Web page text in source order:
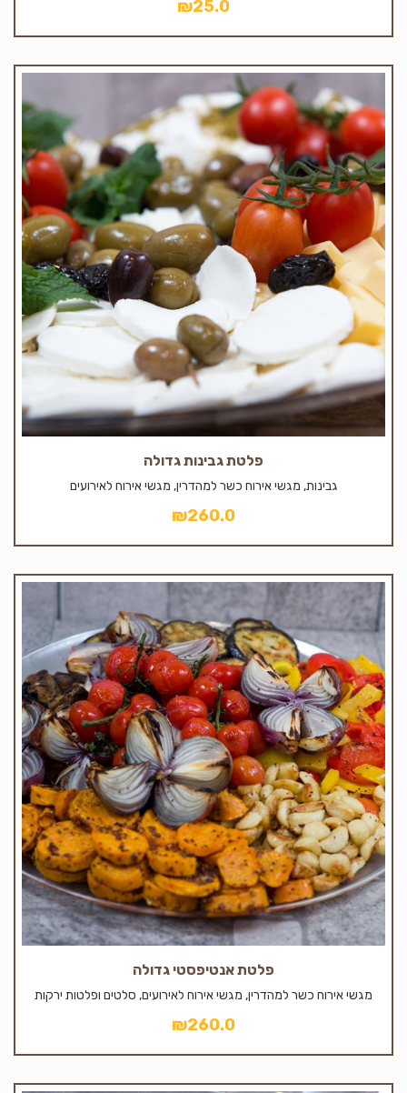
₪25.0
פלטת גבינות גדולה
גבינות, מגשי אירוח כשר למהדרין, מגשי אירוח לאירועים
₪260.0
פלטת אנטיפסטי גדולה
מגשי אירוח כשר למהדרין, מגשי אירוח לאירועים, סלטים ופלטות ירקות
₪260.0